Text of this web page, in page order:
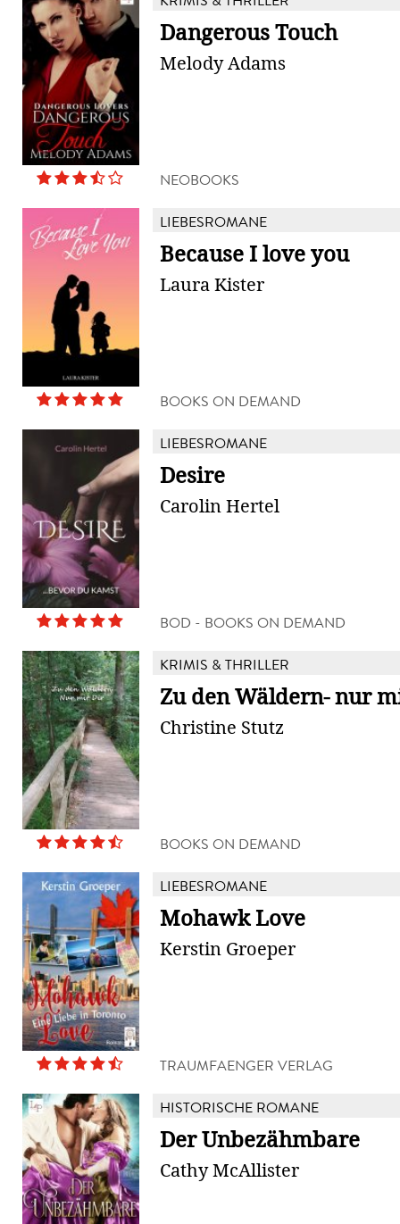
Dangerous Touch
Melody Adams
NEOBOOKS
LIEBESROMANE
Because I love you
Laura Kister
BOOKS ON DEMAND
LIEBESROMANE
Desire
Carolin Hertel
BOD - BOOKS ON DEMAND
KRIMIS & THRILLER
Zu den Wäldern- nur
Christine Stutz
BOOKS ON DEMAND
LIEBESROMANE
Mohawk Love
Kerstin Groeper
TRAUMFAENGER VERLAG
HISTORISCHE ROMANE
Der Unbezähmbare
Cathy McAllister